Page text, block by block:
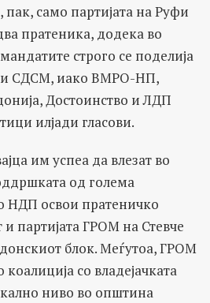
пак, само партијата на Руфи
пратеника, додека во
строго се поделија
СДСМ, иако ВМРО-НП,
Достоинство и ЛДП
илјади гласови.
им успеа да влезат во
од голема
НДП освои пратеничко
и партијата ГРОМ на Стевче
блок. Меѓутоа, ГРОМ
со владејачката
ниво во општина